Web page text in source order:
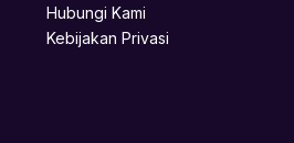
Hubungi Kami
Kebijakan Privasi